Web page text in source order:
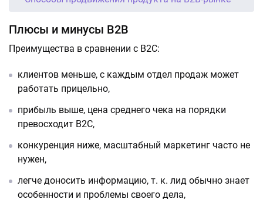
Плюсы и минусы B2B
Преимущества в сравнении с B2C:
клиентов меньше, с каждым отдел продаж может
работать прицельно,
прибыль выше, цена среднего чека на порядки
превосходит B2C,
конкуренция ниже, масштабный маркетинг часто не
нужен,
легче доносить информацию, т. к. лид обычно знает
особенности и проблемы своего дела,